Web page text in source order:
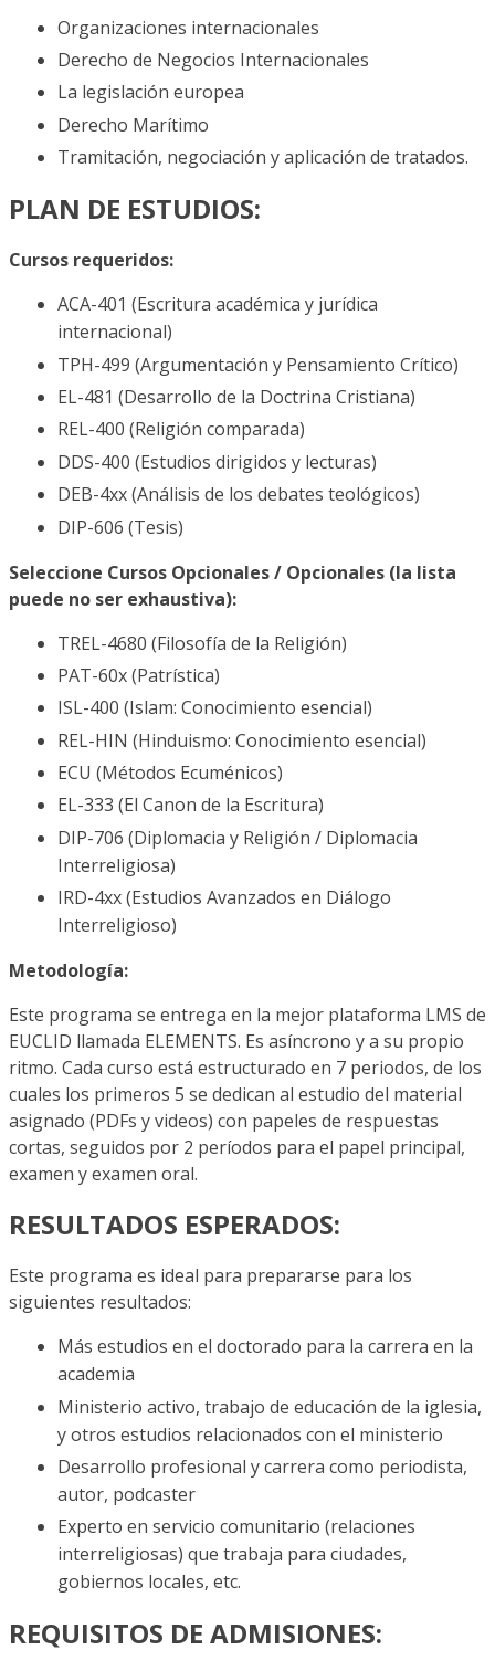
Organizaciones internacionales
Derecho de Negocios Internacionales
La legislación europea
Derecho Marítimo
Tramitación, negociación y aplicación de tratados.
PLAN DE ESTUDIOS:
Cursos requeridos:
ACA-401 (Escritura académica y jurídica
internacional)
TPH-499 (Argumentación y Pensamiento Crítico)
EL-481 (Desarrollo de la Doctrina Cristiana)
REL-400 (Religión comparada)
DDS-400 (Estudios dirigidos y lecturas)
DEB-4xx (Análisis de los debates teológicos)
DIP-606 (Tesis)
Seleccione Cursos Opcionales / Opcionales (la lista
puede no ser exhaustiva):
TREL-4680 (Filosofía de la Religión)
PAT-60x (Patrística)
ISL-400 (Islam: Conocimiento esencial)
REL-HIN (Hinduismo: Conocimiento esencial)
ECU (Métodos Ecuménicos)
EL-333 (El Canon de la Escritura)
DIP-706 (Diplomacia y Religión / Diplomacia
Interreligiosa)
IRD-4xx (Estudios Avanzados en Diálogo
Interreligioso)
Metodología:
Este programa se entrega en la mejor plataforma LMS de
EUCLID llamada ELEMENTS. Es asíncrono y a su propio
ritmo. Cada curso está estructurado en 7 periodos, de los
cuales los primeros 5 se dedican al estudio del material
asignado (PDFs y videos) con papeles de respuestas
cortas, seguidos por 2 períodos para el papel principal,
examen y examen oral.
RESULTADOS ESPERADOS:
Este programa es ideal para prepararse para los
siguientes resultados:
Más estudios en el doctorado para la carrera en la
academia
Ministerio activo, trabajo de educación de la iglesia,
y otros estudios relacionados con el ministerio
Desarrollo profesional y carrera como periodista,
autor, podcaster
Experto en servicio comunitario (relaciones
interreligiosas) que trabaja para ciudades,
gobiernos locales, etc.
REQUISITOS DE ADMISIONES: